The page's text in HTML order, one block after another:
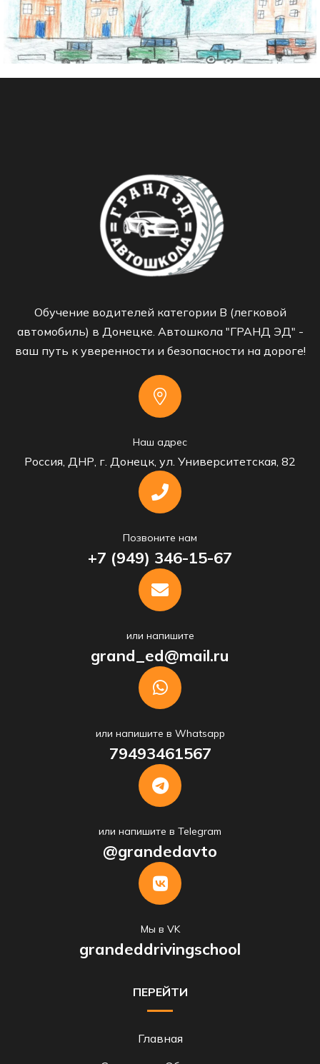
Обучение водителей категории B (легковой
автомобиль) в Донецке. Автошкола "ГРАНД ЭД" -
ваш путь к уверенности и безопасности на дороге!
Наш адрес
Россия, ДНР, г. Донецк, ул. Университетская, 82
Позвоните нам
+7 (949) 346-15-67
или напишите
grand_ed@mail.ru
или напишите в Whatsapp
79493461567
или напишите в Telegram
@grandedavto
Мы в VK
grandeddrivingschool
ПЕРЕЙТИ
Главная